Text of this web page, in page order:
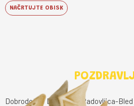
NAČRTUJTE OBISK
Dobrodošli v DinoParku Radovljica-